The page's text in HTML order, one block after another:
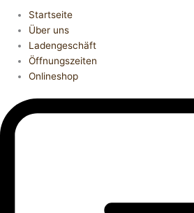
Startseite
Über uns
Ladengeschäft
Öffnungszeiten
Onlineshop